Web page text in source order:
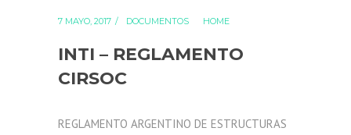
7 MAYO, 2017 DOCUMENTOS HOME
INTI – REGLAMENTO
CIRSOC
REGLAMENTO ARGENTINO DE ESTRUCTURAS